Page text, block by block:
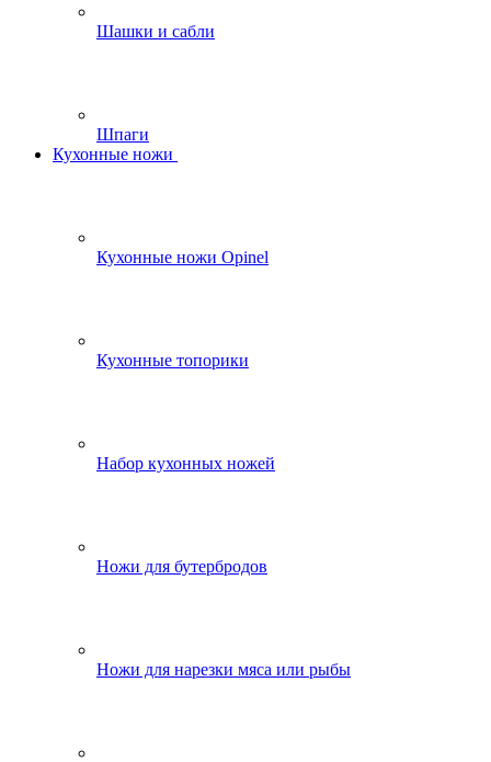
Шашки и сабли
Шпаги
Кухонные ножи
Кухонные ножи Opinel
Кухонные топорики
Набор кухонных ножей
Ножи для бутербродов
Ножи для нарезки мяса или рыбы